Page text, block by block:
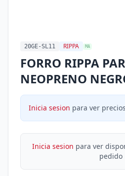
20GE-SL11 RIPPA MA
FORRO RIPPA
NEOPRENO
Inicia sesion para ver
Inicia sesion para ver
pedido